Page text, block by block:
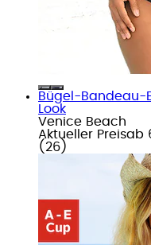
Bügel-Bandeau-
Look
Venice Beach
Aktueller Preisab
( 26 )